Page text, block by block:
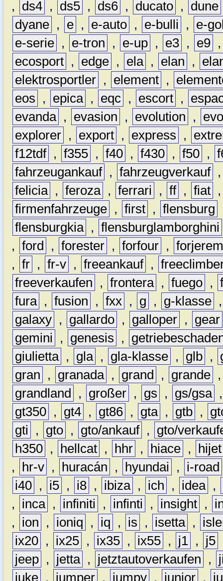
, ds4 , ds5 , ds6 , ducato , dune
dyane , e , e-auto , e-bulli ,
e-
e-serie , e-tron , e-up , e3 , e9
ecosport , edge , ela , elan ,
elektrosportler , element ,
eos
, epica , eqc , escort ,
evanda , evasion , evolution ,
explorer , export , express ,
f12tdf , f355 , f40 , f430 , f50 ,
fahrzeugankauf , fahrzeugverkauf
felicia , feroza , ferrari , ff , fiat
firmenfahrzeuge , first , flensburg
flensburgkia , flensburglamborghini
, ford , forester , forfour ,
, fr , fr-v , freeankauf ,
freeverkaufen
, frontera , fuego ,
fura , fusion , fxx , g , g-klasse
galaxy , gallardo , galloper ,
gear
gemini
, genesis ,
giulietta , gla , gla-klasse , glb ,
gran
, granada , grand , grande
grandland
, großer , gs , gs/gsa
gt350 , gt4 , gt86 , gta , gtb ,
gti
, gto , gto/ankauf ,
gto/
h350 , hellcat , hhr , hiace ,
hijet
,
hr-v , huracán , hyundai ,
i-road
i40 , i5 , i8 , ibiza , ich , idea ,
,
inca , infiniti , infinti , insight ,
,
ion , ioniq , iq , is , isetta ,
ix20 , ix25 , ix35 , ix55 , j1 , j5
jeep , jetta , jetztautoverkaufen ,
juke , jumper , jumpy , junior ,